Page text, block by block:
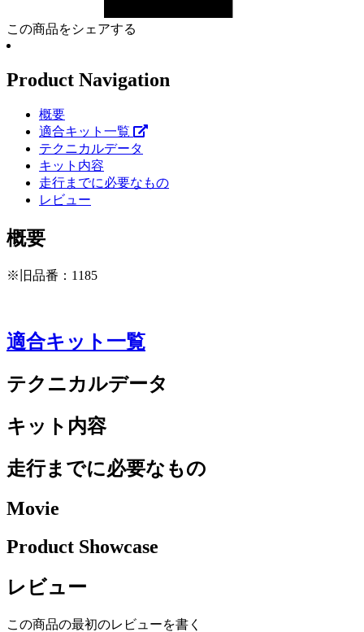
この商品をシェアする
Product Navigation
概要
適合キット一覧
テクニカルデータ
キット内容
走行までに必要なもの
レビュー
概要
※旧品番：1185
適合キット一覧
テクニカルデータ
キット内容
走行までに必要なもの
Movie
Product Showcase
レビュー
この商品の最初のレビューを書く